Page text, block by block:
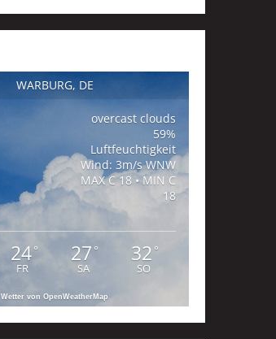
WARBURG, DE
overcast clouds
59%
Luftfeuchtigkeit
Wind: 3m/s WNW
MAX C 18 • MIN C
18
24°
FR
27 °
SA
32 °
SO
Wetter von OpenWeatherMap